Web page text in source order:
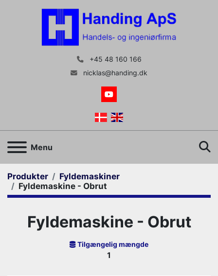
+45 48 160 166
nicklas@handing.dk
youtube
Menu
Produkter
Fyldemaskiner
Fyldemaskine - Obrut
Fyldemaskine - Obrut
Tilgængelig mængde
1